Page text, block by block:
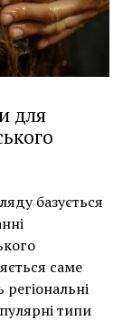
для
базується
саме
типи